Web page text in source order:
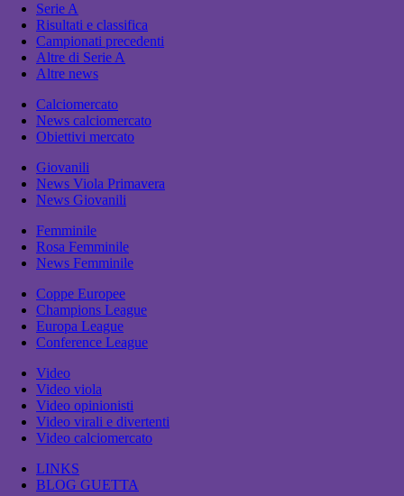
Serie A
Risultati e classifica
Campionati precedenti
Altre di Serie A
Altre news
Calciomercato
News calciomercato
Obiettivi mercato
Giovanili
News Viola Primavera
News Giovanili
Femminile
Rosa Femminile
News Femminile
Coppe Europee
Champions League
Europa League
Conference League
Video
Video viola
Video opinionisti
Video virali e divertenti
Video calciomercato
LINKS
BLOG GUETTA